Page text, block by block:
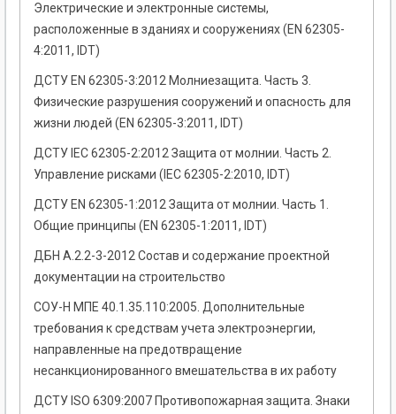
Электрические и электронные системы,
расположенные в зданиях и сооружениях (EN 62305-
4:2011, IDT)
ДСТУ EN 62305-3:2012 Молниезащита. Часть 3.
Физические разрушения сооружений и опасность для
жизни людей (EN 62305-3:2011, IDT)
ДСТУ IEC 62305-2:2012 Защита от молнии. Часть 2.
Управление рисками (IEC 62305-2:2010, IDT)
ДСТУ EN 62305-1:2012 Защита от молнии. Часть 1.
Общие принципы (EN 62305-1:2011, IDT)
ДБН А.2.2-3-2012 Состав и содержание проектной
документации на строительство
СОУ-Н МПЕ 40.1.35.110:2005. Дополнительные
требования к средствам учета электроэнергии,
направленные на предотвращение
несанкционированного вмешательства в их работу
ДСТУ ISO 6309:2007 Противопожарная защита. Знаки